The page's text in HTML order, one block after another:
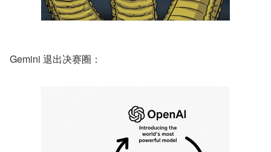
Gemini 退出决赛圈：